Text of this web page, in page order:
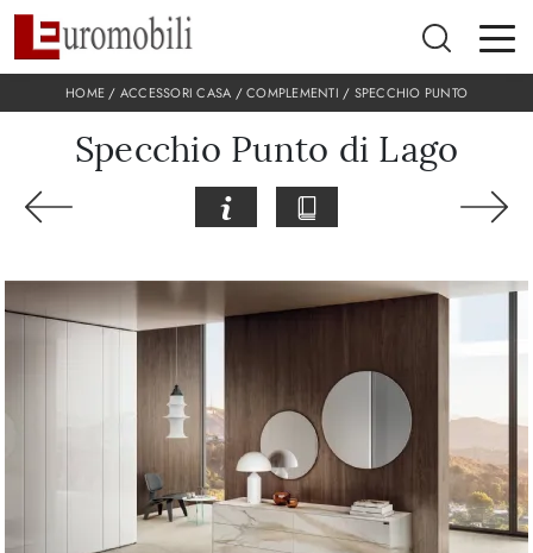
HOME / ACCESSORI CASA /COMPLEMENTI / SPECCHIO PUNTO
Specchio Punto di Lago